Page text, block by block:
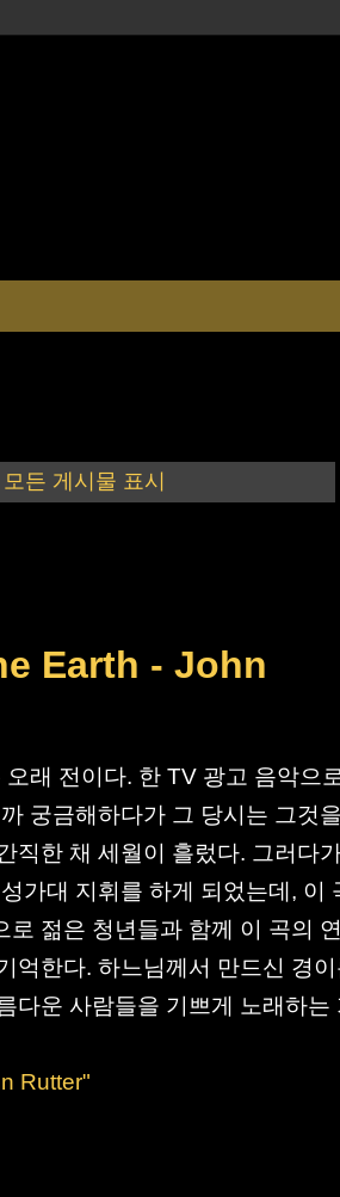
모든 게시물 표시
Earth - John
래 전이다. 한 TV 광고 음악으
궁금해하다가 그 당시는 그것
직한 채 세월이 흘렀다. 그러다
가대 지휘를 하게 되었는데, 이
젊은 청년들과 함께 이 곡의
억한다. 하느님께서 만드신 경이
다운 사람들을 기쁘게 노래하는
Rutter"